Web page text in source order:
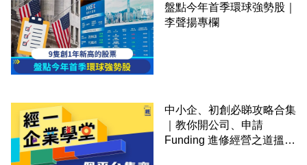
盤點今年首季環球強勢股｜
李聲揚專欄
中小企、初創必睇攻略合集
｜教你開公司、申請
Funding 進修經營之道搵大